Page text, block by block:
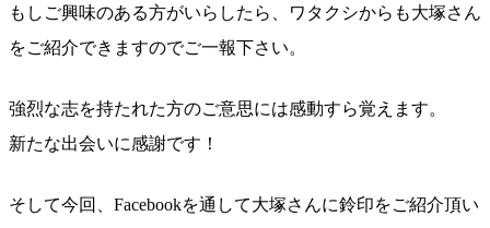
もしご興味のある方がいらしたら、ワタクシからも大塚さ ん
をご紹介できますのでご一報下さい。
強烈な志を持たれた方のご意思には感動すら覚えます。
新たな出会いに感謝です！
そして今回、Facebookを通して大塚さんに鈴印をご紹介頂い